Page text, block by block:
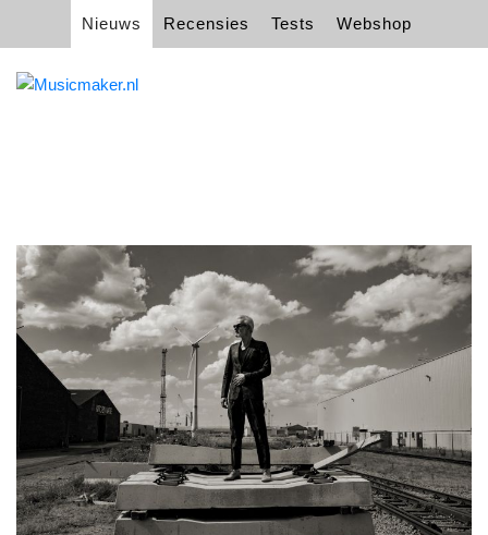
Nieuws Recensies Tests Webshop